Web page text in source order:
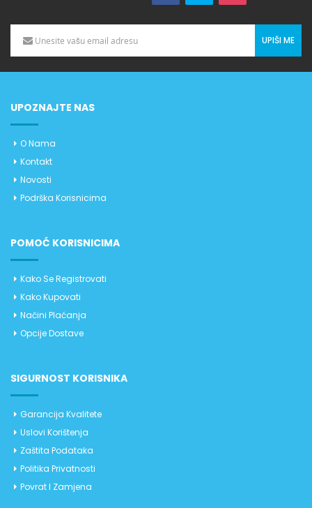
UPIŠI ME
UPOZNAJTE NAS
O Nama
Kontakt
Novosti
Podrška Korisnicima
POMOĆ KORISNICIMA
Kako Se Registrovati
Kako Kupovati
Načini Plaćanja
Opcije Dostave
SIGURNOST KORISNIKA
Garancija Kvalitete
Uslovi Korištenja
Zaštita Podataka
Politika Privatnosti
Povrat I Zamjena